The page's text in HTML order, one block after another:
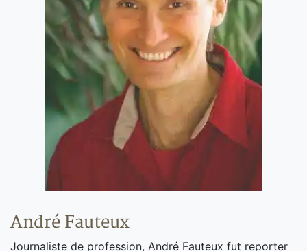
André Fauteux
Journaliste de profession, André Fauteux fut reporter